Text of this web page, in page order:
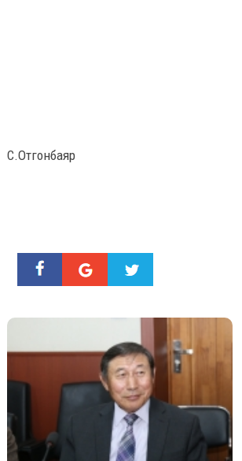
С.Отгонбаяр